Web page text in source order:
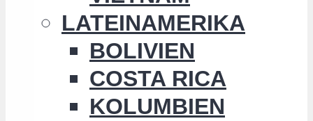
LATEINAMERIKA
BOLIVIEN
COSTA RICA
KOLUMBIEN